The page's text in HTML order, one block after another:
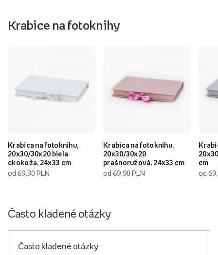
Krabice na fotoknihy
Krabica na fotoknihu,
20x30/30x20 biela
ekokoža, 24x33 cm
od 69,90 PLN
Krabica na fotoknihu,
20x30/30x20
prašnoružová, 24x33 cm
od 69,90 PLN
cm
od
Často kladené otázky
Často kladené otázky